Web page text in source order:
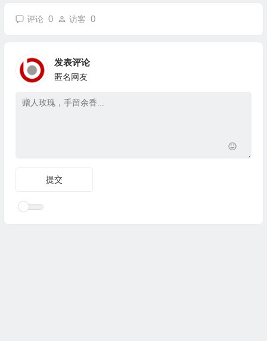
评论 0 访客 0
发表评论
匿名网友